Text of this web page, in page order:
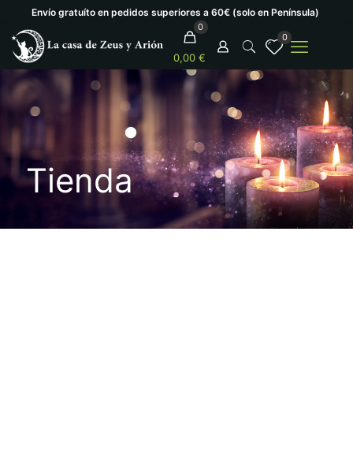
Envío gratuíto en pedidos superiores a 60€ (solo en Península)
0
0,00 €
0
Tienda